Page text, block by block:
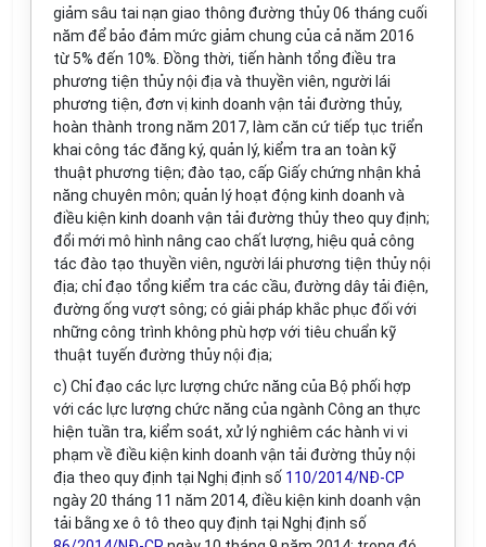
giảm sâu tai nạn giao thông đường thủy 06 tháng cuối
năm để bảo đảm mức giảm chung của cả năm 2016
từ 5% đến 10%. Đồng thời, tiến hành tổng điều tra
phương tiện thủy nội địa và thuyền viên, người lái
phương tiện, đơn vị kinh doanh vận tải đường thủy,
hoàn thành trong năm 2017, làm căn cứ tiếp tục triển
khai công tác đăng ký, quản lý, kiểm tra an toàn kỹ
thuật phương tiện; đào tạo, cấp Giấy chứng nhận khả
năng chuyên môn; quản lý hoạt động kinh doanh và
điều kiện kinh doanh vận tải đường thủy theo quy định;
đổi mới mô hình nâng cao chất lượng, hiệu quả công
tác đào tạo thuyền viên, người lái phương tiện thủy nội
địa; chỉ đạo tổng kiểm tra các cầu, đường dây tải điện,
đường ống vượt sông; có giải pháp khắc phục đối với
những công trình không phù hợp với tiêu chuẩn kỹ
thuật tuyến đường thủy nội địa;
c) Chỉ đạo các lực lượng chức năng của Bộ phối hợp
với các ực lượng chức năng của ngành Công an thực
hiện tuần tra, kiểm soát, xử lý nghiêm các hành vi vi
phạm về điều kiện kinh doanh vận tải đường thủy nội
địa theo quy định tại Nghị định số 110/2014/NĐ-CP
ngày 20 tháng 11 năm 2014, điều kiện kinh doanh vận
tải bằng xe ô tô theo quy định tại Nghị định số